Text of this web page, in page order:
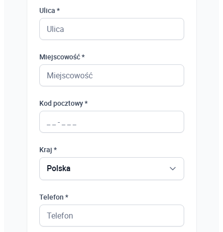
Ulica *
Miejscowość *
Kod pocztowy *
Kraj *
Polska
Telefon *
Polska
Ukraina